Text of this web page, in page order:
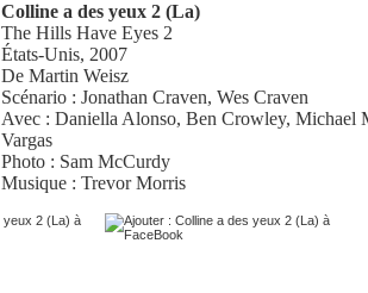
Colline a des yeux 2 (La)
The Hills Have Eyes 2
États-Unis, 2007
DeMartin Weisz
Scénario :Jonathan Craven,Wes Craven
Avec :Daniella Alonso,Ben Crowley,Michael
Vargas
Photo : Sam McCurdy
Musique :Trevor Morris